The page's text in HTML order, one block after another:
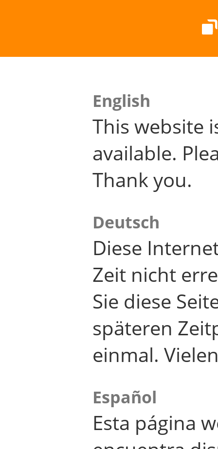
English
This website
available.
Thank you.
Deutsch
Diese
Zeit nicht
Sie diese
späteren
einmal.
Español
Esta página